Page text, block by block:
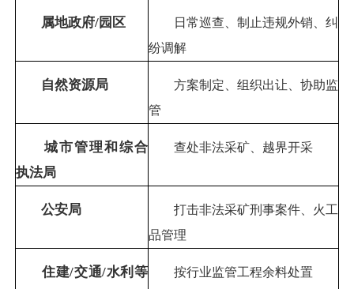
属地政府/园区
日常巡查、制止违规外销、纠
纷调解
自然资源局
方案制定、组织出让、协助监
管
城市管理和综合
执法局
查处非法采矿、越界开采
公安局
打击非法采矿刑事案件、火工
品管理
住建/交通/水利等 按行业监管工程余料处置